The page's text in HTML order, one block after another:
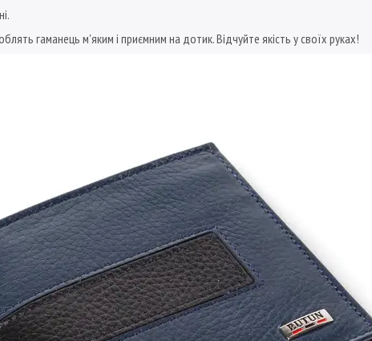
гаманець м'яким і приємним на дотик. Відчуйте якість у своїх руках!